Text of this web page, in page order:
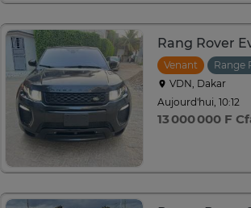
Rang Rover
Venant Range
VDN, Dakar
Aujourd'hui, 10:12
13 000 000 F